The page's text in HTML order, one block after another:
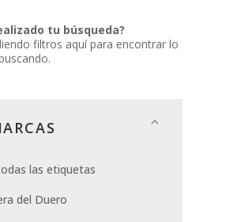
tu búsqueda?
filtros aquí para encontrar lo
las etiquetas
del Duero